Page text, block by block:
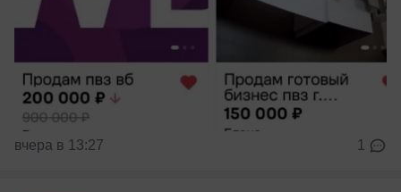
вчера в 13:27 1